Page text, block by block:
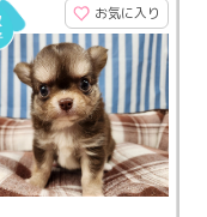
お気に入り